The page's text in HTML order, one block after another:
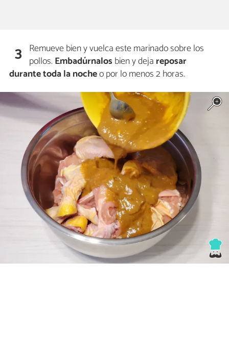
3 Remueve bien y vuelca este marinado sobre los
pollos. Embadúrnalos bien y deja reposar
durantetoda la nocheo por lo menos 2 horas.